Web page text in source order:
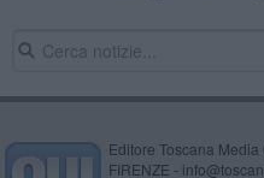
Editore Toscana
FIRENZE -